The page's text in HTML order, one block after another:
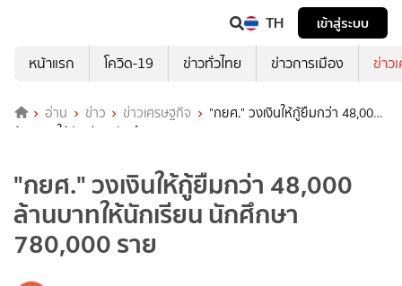
TH
เข้าสู่ระบบ
หน้าแรก
โควิด-19 ข่าวทั่วไทย ข่าวการเมือง ข่าว
อ่าน ข่าว ข่าวเศรษฐกิจ
"กยศ." วงเงินให้กู้ยืมกว่า 48,000
ล้านบาทให้นักเรียน นักศึกษา 780,000 ราย
"กยศ." วงเงินให้กู้ยืมกว่า 48,000
ล้านบาทให้นักเรียน นักศึกษา
780,000 ราย